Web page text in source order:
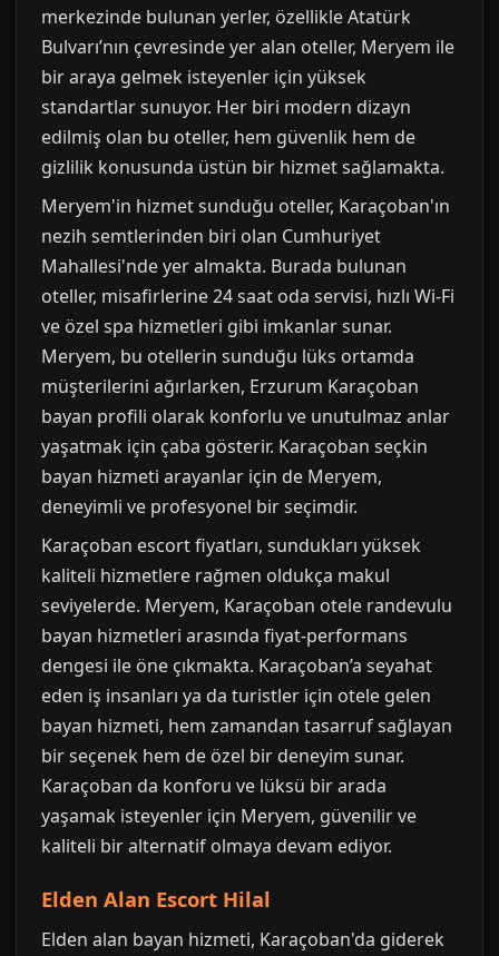
merkezinde bulunan yerler, özellikle Atatürk
Bulvarı’nın çevresinde yer alan oteller, Meryem ile
bir araya gelmek isteyenler için yüksek
standartlar sunuyor. Her biri modern dizayn
edilmiş olan bu oteller, hem güvenlik hem de
gizlilik konusunda üstün bir hizmet sağlamakta.
Meryem'in hizmet sunduğu oteller, Karaçoban'ın
nezih semtlerinden biri olan Cumhuriyet
Mahallesi'nde yer almakta. Burada bulunan
oteller, misafirlerine 24 saat oda servisi, hızlı Wi-Fi
ve özel spa hizmetleri gibi imkanlar sunar.
Meryem, bu otellerin sunduğu lüks ortamda
müşterilerini ağırlarken, Erzurum Karaçoban
bayan profili olarak konforlu ve unutulmaz anlar
yaşatmak için çaba gösterir. Karaçoban seçkin
bayan hizmeti arayanlar için de Meryem,
deneyimli ve profesyonel bir seçimdir.
Karaçoban escort fiyatları, sundukları yüksek
kaliteli hizmetlere rağmen oldukça makul
seviyelerde. Meryem, Karaçoban otele randevulu
bayan hizmetleri arasında fiyat-performans
dengesi ile öne çıkmakta. Karaçoban’a seyahat
eden iş insanları ya da turistler için otele gelen
bayan hizmeti, hem zamandan tasarruf sağlayan
bir seçenek hem de özel bir deneyim sunar.
Karaçoban da konforu ve lüksü bir arada
yaşamak isteyenler için Meryem, güvenilir ve
kaliteli bir alternatif olmaya devam ediyor.
Elden Alan Escort Hilal
Elden alan bayan hizmeti, Karaçoban'da giderek